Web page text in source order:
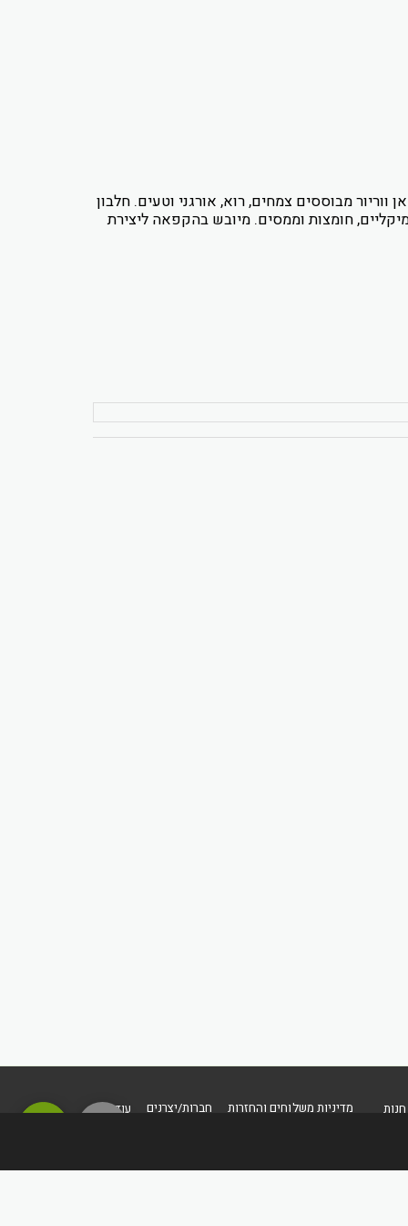
מבוססים צמחים, רוא, אורגני וטעים. חלבון
חומצות וממסים. מיובש בהקפאה ליצירת
חנות מדיניות משלוחים והחזרות חברות/יצרנים עוד